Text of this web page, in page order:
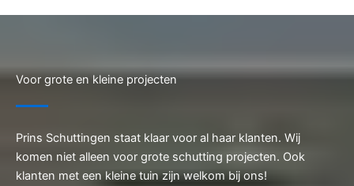
Voor grote en kleine projecten
Prins Schuttingen staat klaar voor al haar klanten. Wij
komen niet alleen voor grote schutting projecten. Ook
klanten met een kleine tuin zijn welkom bij ons!